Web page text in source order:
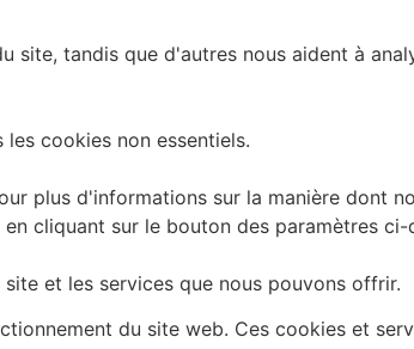
site, tandis que d'autres nous aident à
cookies non essentiels.
plus d'informations sur la manière dont
cliquant sur le bouton des paramètres ci-
et les services que nous pouvons offrir.
du site web. Ces cookies et